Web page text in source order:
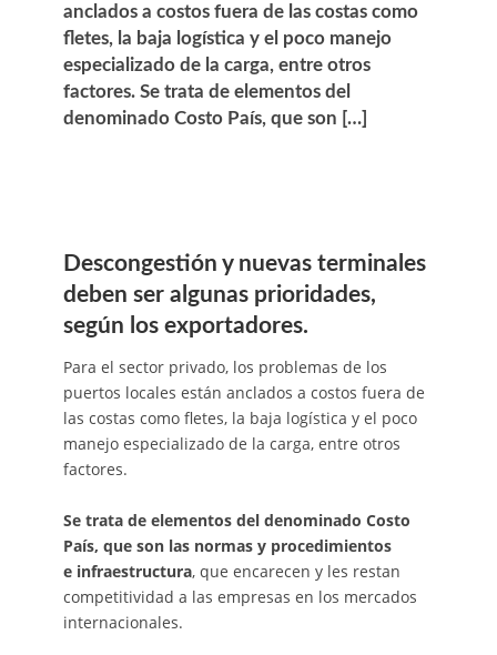
anclados a costos fuera de las costas como
fletes, la baja logística y el poco manejo
especializado de la carga, entre otros
factores. Se trata de elementos del
denominado Costo País, que son […]
Descongestión y nuevas terminales
deben ser algunas prioridades,
según los exportadores.
Para el sector privado, los problemas de los
puertos locales están anclados a costos fuera de
las costas como fletes, la baja logística y el poco
manejo especializado de la carga, entre otros
factores.
Se trata de elementos del denominado Costo
País, que son las normas y procedimientos
e infraestructura, que encarecen y les restan
competitividad a las empresas en los mercados
internacionales.